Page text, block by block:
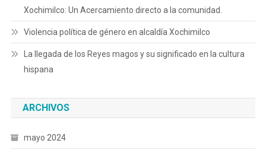
Xochimilco: Un Acercamiento directo a la comunidad.
Violencia política de género en alcaldía Xochimilco
La llegada de los Reyes magos y su significado en la cultura
hispana
ARCHIVOS
mayo 2024